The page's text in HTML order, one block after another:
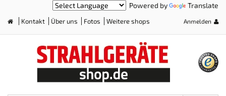
Powered by Translate
Kontakt Über uns Fotos Weitere shops Anmelden